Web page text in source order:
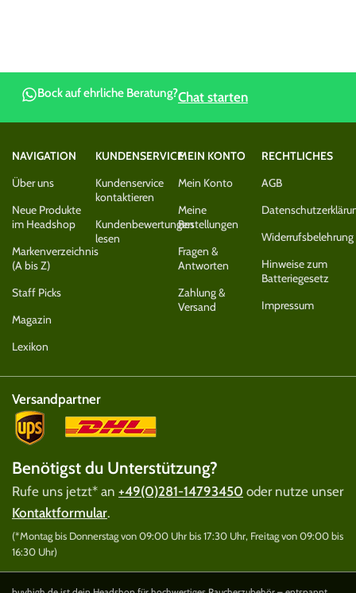
Bock auf ehrliche Beratung?Chat starten
NAVIGATION
Über uns
Neue Produkte
im Headshop
Markenverzeichnis
(A bis Z)
Staff Picks
Magazin
Lexikon
KUNDENSERVICE
Kundenservice
kontaktieren
Kundenbewertungen
lesen
MEIN KONTO
Mein Konto
Meine
Bestellungen
Fragen &
Antworten
Zahlung &
Versand
RECHTLICHES
AGB
Widerrufsbelehrung
Hinweise zum
Batteriegesetz
Impressum
Versandpartner
Benötigst du Unterstützung?
Rufe uns jetzt* an +49(0)281-14793450 oder nutze unser
Kontaktformular.
(*Montag bis Donnerstag von 09:00 Uhr bis 17:30 Uhr, Freitag von 09:00 bis
16:30 Uhr)